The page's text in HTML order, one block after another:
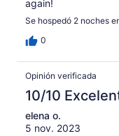
again!
Se hospedó 2 noches
0
Opinión verificada
10/10
elena o.
5 nov. 2023